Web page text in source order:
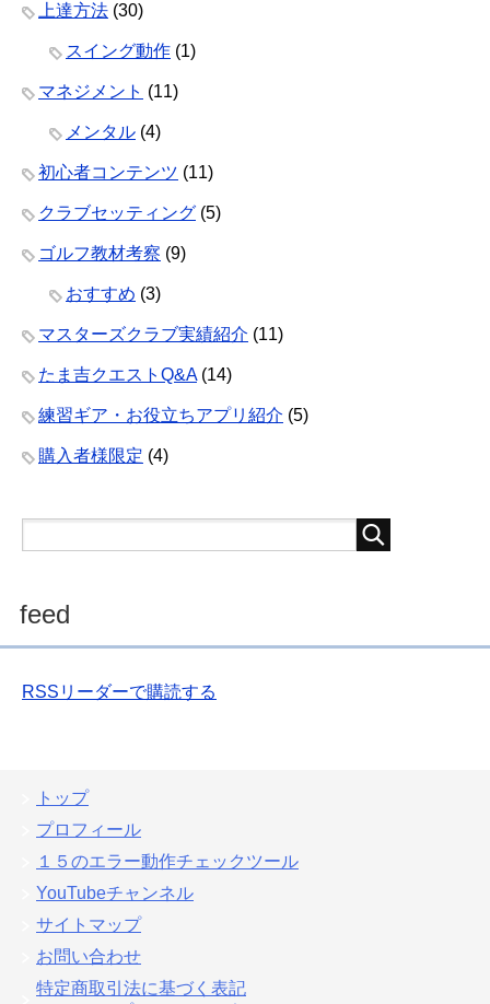
上達方法 (30)
スイング動作 (1)
マネジメント (11)
メンタル (4)
初心者コンテンツ (11)
クラブセッティング (5)
ゴルフ教材考察 (9)
おすすめ (3)
マスターズクラブ実績紹介 (11)
たま吉クエストQ&A(14)
練習ギア・お役立ちアプリ紹介 (5)
購入者様限定 (4)
feed
RSSリーダーで購読する
トップ
プロフィール
１５のエラー動作チェックツール
YouTubeチャンネル
サイトマップ
お問い合わせ
特定商取引法に基づく表記